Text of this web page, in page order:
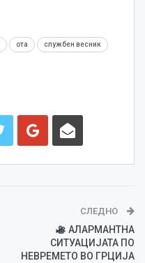
ота службен весник
СЛЕДНО
АЛАРМАНТНА
СИТУАЦИЈАТА ПО
НЕВРЕМЕТО ВО ГРЦИЈА